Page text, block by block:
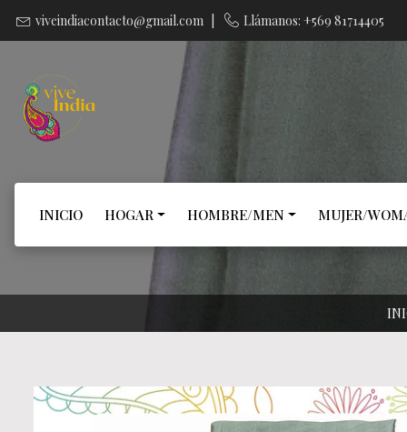
viveindiacontacto@gmail.com Llámanos: +569 81714405
INICIO HOGAR HOMBRE/MEN MUJER/